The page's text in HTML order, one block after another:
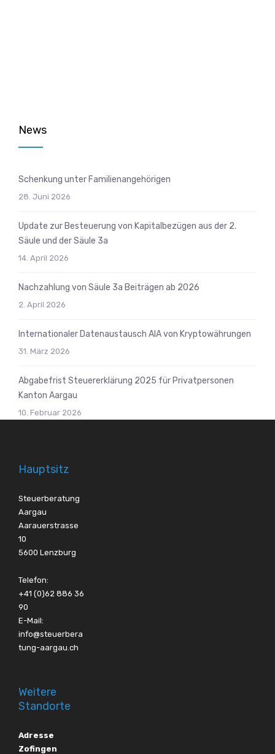
News
Schenkung unter Familienangehörigen
28. Juni 2026
Update zur Besteuerung von Kapitalbezügen aus der 2.
Säule und der Säule 3a
14. April 2026
Nachzahlung von Säule 3a Beiträgen ab 2026
2. April 2026
Internationaler Datenaustausch AIA von Kryptowährungen
31. März 2026
Abgabefrist Steuererklärung 2025 für Privatpersonen
Kanton Aargau
10. Februar 2026
Hauptsitz
Steuerberatung
Aargau
Aarauerstrasse
10
5600 Lenzburg
Telefon:
+41 (0)62 886 36
90
E-Mail:
info@steuerbera
tung-aargau.ch
Weitere
Standorte
Adresse
Zofingen